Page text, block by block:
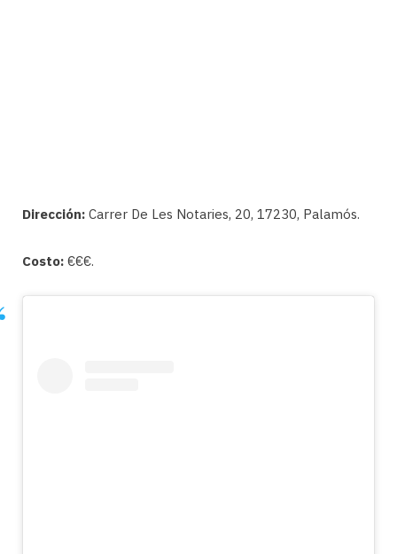
Dirección: Carrer De Les Notaries, 20, 17230, Palamós.
Costo: €€€.